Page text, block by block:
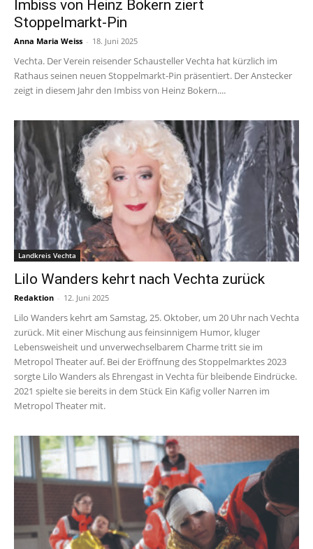
Imbiss von Heinz Bokern ziert
Stoppelmarkt-Pin
Anna Maria Weiss - 18. Juni 2025
Vechta. Der Verein reisender Schausteller Vechta hat kürzlich im
Rathaus seinen neuen Stoppelmarkt-Pin präsentiert. Der Anstecker
zeigt in diesem Jahr den Imbiss von Heinz Bokern....
Landkreis Vechta
Lilo Wanders kehrt nach Vechta zurück
Redaktion - 12. Juni 2025
Lilo Wanders kehrt am Samstag, 25. Oktober, um 20 Uhr nach Vechta
zurück. Mit einer Mischung aus feinsinnigem Humor, kluger
Lebensweisheit und unverwechselbarem Charme tritt sie im
Metropol Theater auf. Bei der Eröffnung des Stoppelmarktes 2023
sorgte Lilo Wanders als Ehrengast in Vechta für bleibende Eindrücke.
2021 spielte sie bereits in dem Stück Ein Käfig voller Narren im
Metropol Theater mit.